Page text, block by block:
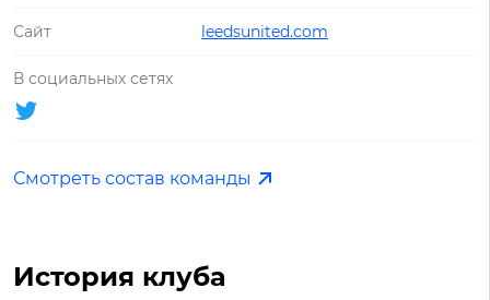
Сайт leedsunited.com
В социальных сетях
Смотреть состав команды
История клуба